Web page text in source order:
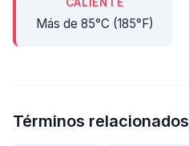
Más de 85°C (185°F)
Términos relacionados